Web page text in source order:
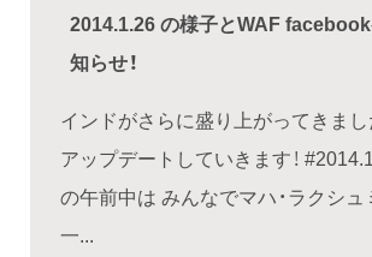
2014.1.26 の様子とWAF
知らせ！
インドがさらに盛り上がってきまし
アップデートしていきます！
の午前中は みんなでマハ・ラクシュ
一...